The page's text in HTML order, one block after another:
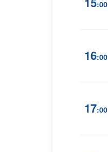
:00
16:00
17:00